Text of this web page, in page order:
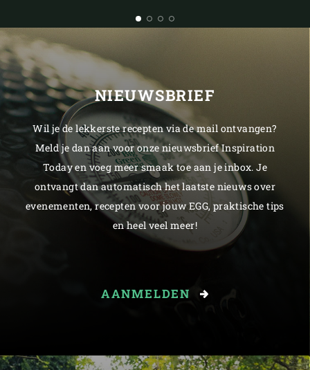
NIEUWSBRIEF
Wil je de lekkerste recepten via de mail ontvangen?
Meld je dan aan voor onze nieuwsbrief Inspiration
Today en voeg meer smaak toe aan je inbox. Je
ontvangt dan automatisch het laatste nieuws over
evenementen, recepten voor jouw EGG, praktische tips
en heel veel meer!
AANMELDEN